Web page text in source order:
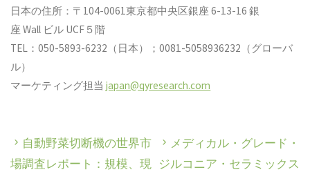
日本の住所：〒104-0061東京都中央区銀座 6-13-16 銀
座 Wall ビル UCF５階
TEL：050-5893-6232（日本）；0081-5058936232（グローバ
ル）
マーケティング担当japan@qyresearch.com
自動野菜切断機の世界市
場調査レポート：規模、現
メディカル・グレード・
ジルコニア・セラミックス